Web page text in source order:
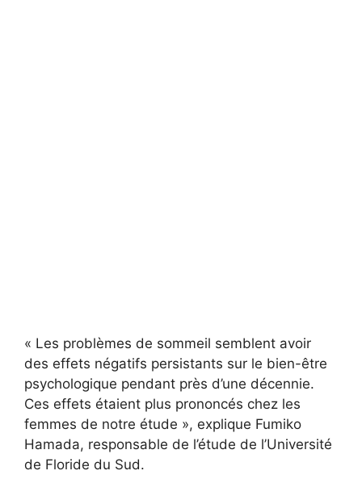
« Les problèmes de sommeil semblent avoir
des effets négatifs persistants sur le bien-être
psychologique pendant près d’une décennie.
Ces effets étaient plus prononcés chez les
femmes de notre étude », explique Fumiko
Hamada, responsable de l’étude de l’Université
de Floride du Sud.